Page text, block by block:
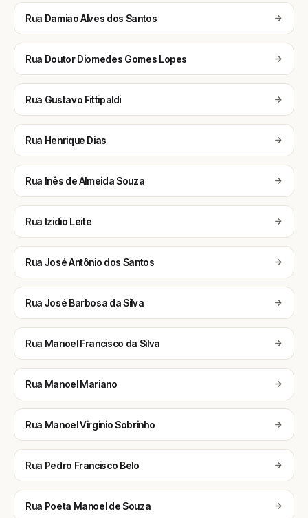
Rua Damiao Alves dos Santos
Rua Doutor Diomedes Gomes Lopes
Rua Gustavo Fittipaldi
Rua Henrique Dias
Rua Inês de Almeida Souza
Rua Izidio Leite
Rua José Antônio dos Santos
Rua José Barbosa da Silva
Rua Manoel Francisco da Silva
Rua Manoel Mariano
Rua Manoel Virginio Sobrinho
Rua Pedro Francisco Belo
Rua Poeta Manoel de Souza